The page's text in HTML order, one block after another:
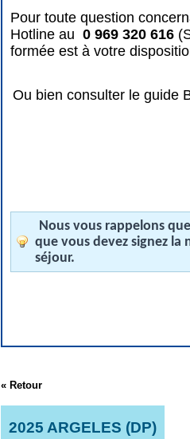
Pour toute question
Hotline au 0 969 320 616
formée est à votre
Ou bien consulter le guide
Nous vous rappelons
que vous devez signez
séjour.
« Retour
2025 ARGELES (DP)